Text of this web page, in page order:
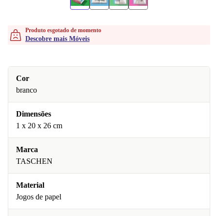
Produto esgotado de momento
Descobre mais Móveis
Cor
branco
Dimensões
1 x 20 x 26 cm
Marca
TASCHEN
Material
Jogos de papel